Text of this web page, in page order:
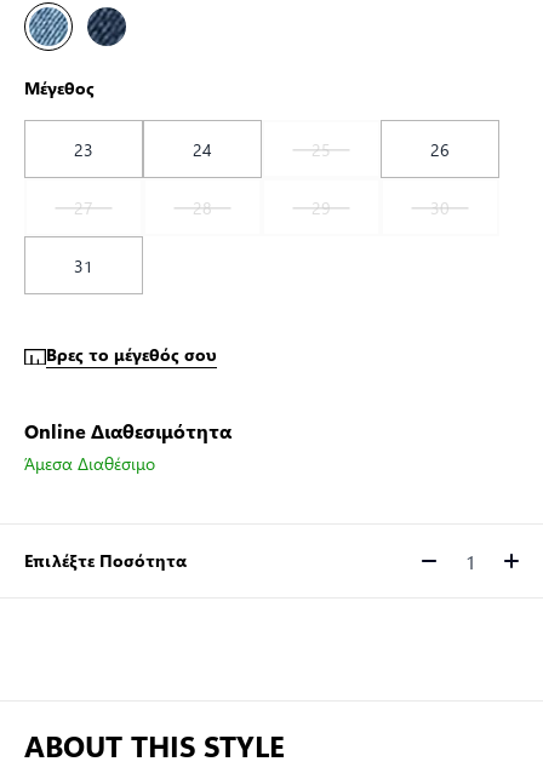
Μέγεθος
23 24 25
26
27
28 29
30
31
Βρες το μέγεθός σου
Online Διαθεσιμότητα
Άμεσα Διαθέσιμο
Επιλέξτε Ποσότητα Ποσότητα
ABOUT THIS STYLE